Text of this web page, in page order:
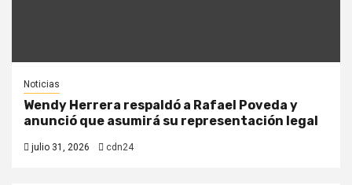
Noticias
Wendy Herrera respaldó a Rafael Poveda y
anunció que asumirá su representación legal
julio 31, 2026 cdn24